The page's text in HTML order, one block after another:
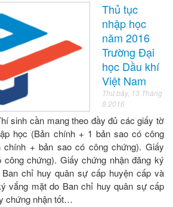
Thủ tục
nhập học
năm 2016
Trường Đại
học Dầu khí
Việt Nam
Thứ bảy, 13 Tháng
8 2016
sinh cần mang theo đầy đủ các giấy tờ
học (Bản chính + 1 bản sao có công
chính + bản sao có công chứng). Giấy
chứng). Giấy chứng nhận đăng ký
chỉ huy quân sự cấp huyện cấp và
vắng mặt do Ban chỉ huy quân sự cấp
chứng nhận tốt…